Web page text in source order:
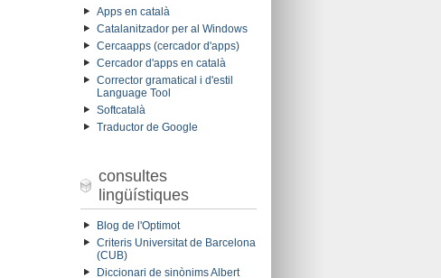
Apps en català
Catalanitzador per al Windows
Cercaapps (cercador d'apps)
Cercador d'apps en català
Corrector gramatical i d'estil
Language Tool
Softcatalà
Traductor de Google
consultes
lingüístiques
Blog de l'Optimot
Criteris Universitat de Barcelona
(CUB)
Diccionari de sinònims Albert